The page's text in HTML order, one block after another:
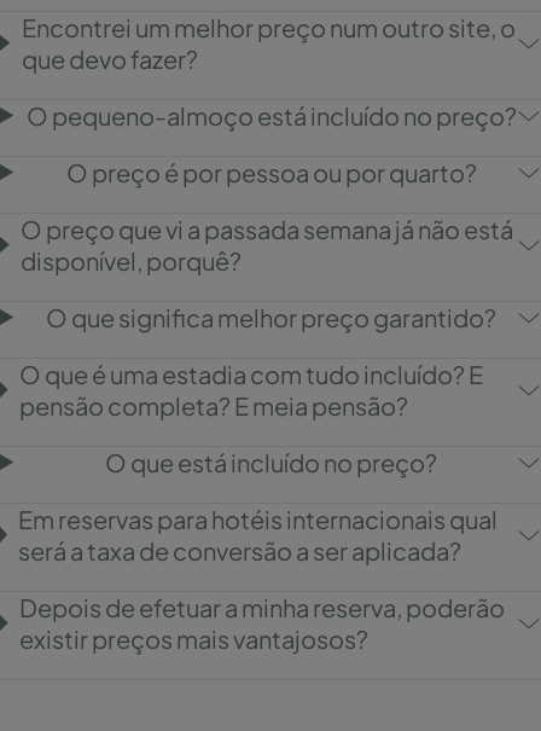
Encontrei um melhor preço num outro site, o
que devo fazer?
O pequeno-almoço está incluído no preço?
O preço é por pessoa ou por quarto?
O preço que vi a passada semana já não está
disponível, porquê?
O que significa melhor preço garantido?
O que é uma estadia com tudo incluído? E
pensão completa? E meia pensão?
O que está incluído no preço?
Em reservas para hotéis internacionais qual
será a taxa de conversão a ser aplicada?
Depois de efetuar a minha reserva, poderão
existir preços mais vantajosos?